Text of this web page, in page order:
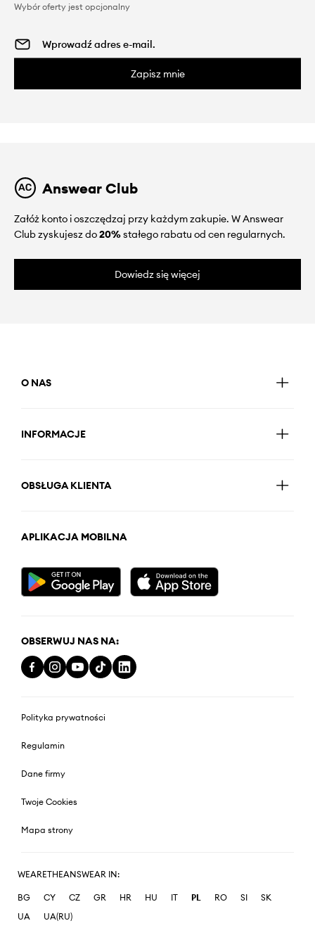
Wybór oferty jest opcjonalny
Zapisz mnie
Answear Club
Załóż konto i oszczędzaj przy każdym zakupie. W Answear
Club zyskujesz do20%stałego rabatu od cen regularnych.
Dowiedz się więcej
O NAS
INFORMACJE
OBSŁUGA KLIENTA
APLIKACJA MOBILNA
OBSERWUJ NAS NA:
Polityka prywatności
Regulamin
Dane firmy
Twoje Cookies
Mapa strony
WEARETHEANSWEAR IN:
BG CY CZ GR HR HU IT PL RO SI
SK
UA
UA(RU)